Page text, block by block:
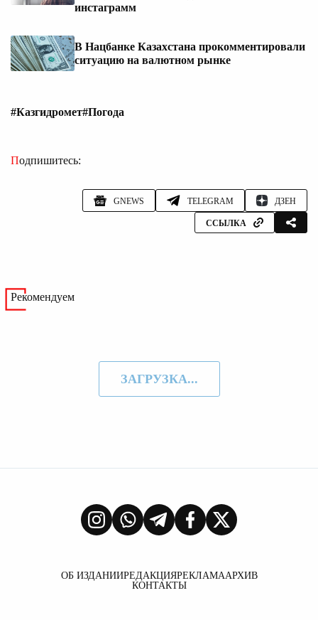
инстаграмм
В Нацбанке Казахстана прокомментировали
ситуацию на валютном рынке
#Казгидромет#Погода
Подпишитесь:
GNEWS TELEGRAM ДЗЕН
ССЫЛКА
Рекомендуем
ЗАГРУЗКА...
ОБ ИЗДАНИИРЕДАКЦИЯРЕКЛАМААРХИВ
КОНТАКТЫ